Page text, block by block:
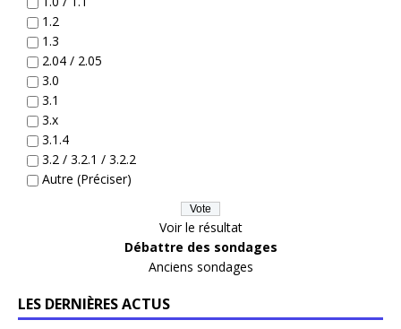
1.2
1.3
2.04 / 2.05
3.0
3.1
3.x
3.1.4
3.2 / 3.2.1 / 3.2.2
Autre (Préciser)
Voir le résultat
Débattre des sondages
Anciens sondages
LES DERNIÈRES ACTUS